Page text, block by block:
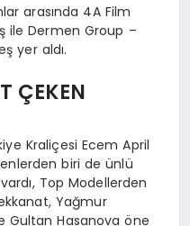
arasında 4A Film
ile Dermen Group –
yer aldı.
ÇEKEN
Kraliçesi Ecem April
biri de ünlü
Top Modellerden
Yağmur
Gultan Hasanova öne